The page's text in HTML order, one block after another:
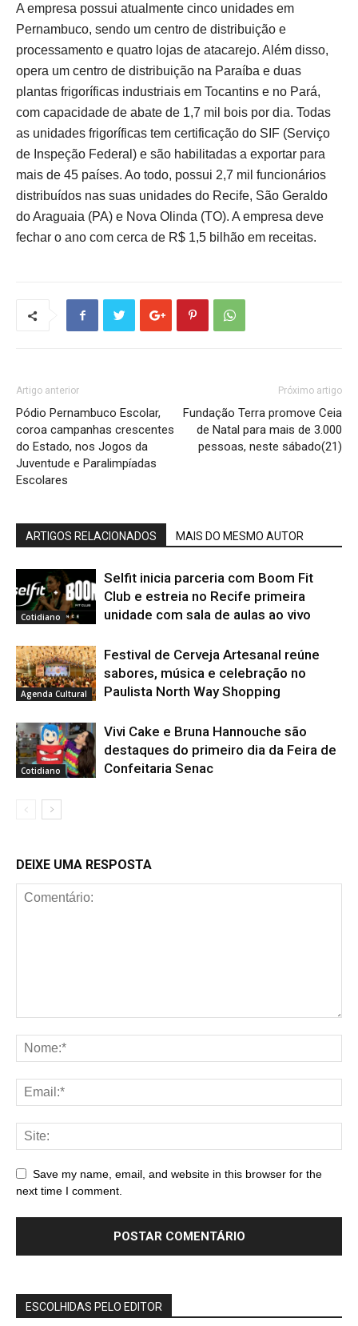
A empresa possui atualmente cinco unidades em
Pernambuco, sendo um centro de distribuição e
processamento e quatro lojas de atacarejo. Além disso,
opera um centro de distribuição na Paraíba e duas
plantas frigoríficas industriais em Tocantins e no Pará,
com capacidade de abate de 1,7 mil bois por dia. Todas
as unidades frigoríficas tem certificação do SIF (Serviço
de Inspeção Federal) e são habilitadas a exportar para
mais de 45 países. Ao todo, possui 2,7 mil funcionários
distribuídos nas suas unidades do Recife, São Geraldo
do Araguaia (PA) e Nova Olinda (TO). A empresa deve
fechar o ano com cerca de R$ 1,5 bilhão em receitas.
Artigo anterior
Pódio Pernambuco Escolar,
coroa campanhas crescentes
do Estado, nos Jogos da
Juventude e Paralimpíadas
Escolares
Próximo artigo
Fundação Terra promove Ceia
de Natal para mais de 3.000
pessoas, neste sábado(21)
ARTIGOS RELACIONADOS MAIS DO MESMO AUTOR
Cotidiano
Selfit inicia parceria com Boom Fit
Club e estreia no Recife primeira
unidade com sala de aulas ao vivo
Agenda Cultural
Festival de Cerveja Artesanal reúne
sabores, música e celebração no
Paulista North Way Shopping
Cotidiano
Vivi Cake e Bruna Hannouche são
destaques do primeiro dia da Feira de
Confeitaria Senac
DEIXE UMA RESPOSTA
Save my name, email, and website in this browser for the
next time I comment.
ESCOLHIDAS PELO EDITOR